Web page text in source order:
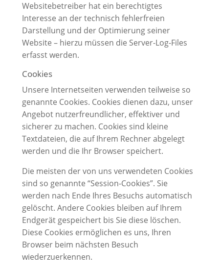
Websitebetreiber hat ein berechtigtes
Interesse an der technisch fehlerfreien
Darstellung und der Optimierung seiner
Website – hierzu müssen die Server-Log-Files
erfasst werden.
Cookies
Unsere Internetseiten verwenden teilweise so
genannte Cookies. Cookies dienen dazu, unser
Angebot nutzerfreundlicher, effektiver und
sicherer zu machen. Cookies sind kleine
Textdateien, die auf Ihrem Rechner abgelegt
werden und die Ihr Browser speichert.
Die meisten der von uns verwendeten Cookies
sind so genannte “Session-Cookies”. Sie
werden nach Ende Ihres Besuchs automatisch
gelöscht. Andere Cookies bleiben auf Ihrem
Endgerät gespeichert bis Sie diese löschen.
Diese Cookies ermöglichen es uns, Ihren
Browser beim nächsten Besuch
wiederzuerkennen.